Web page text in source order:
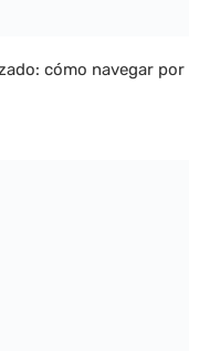
cómo navegar por